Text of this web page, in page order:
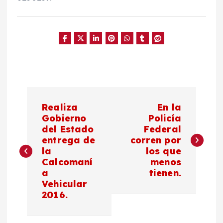
v
Realiza
Gobierno
del Estado
entrega de
la
Calcomaní
a
Vehicular
2016.
En la
Policía
Federal
corren por
los que
menos
tienen.